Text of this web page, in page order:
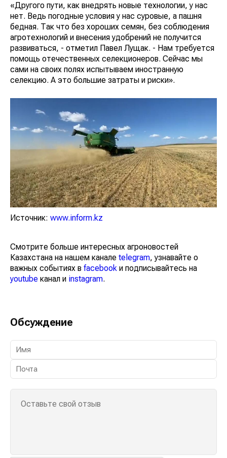
«Другого пути, как внедрять новые технологии, у нас
нет. Ведь погодные условия у нас суровые, а пашня
бедная. Так что без хороших семян, без соблюдения
агротехнологий и внесения удобрений не получится
развиваться, - отметил Павел Лущак. - Нам требуется
помощь отечественных селекционеров. Сейчас мы
сами на своих полях испытываем иностранную
селекцию. А это большие затраты и риски».
Источник: www.inform.kz
Смотрите больше интересных агроновостей
Казахстана на нашем канале telegram, узнавайте о
важных событиях в facebook и подписывайтесь на
youtube канал и instagram.
Обсуждение